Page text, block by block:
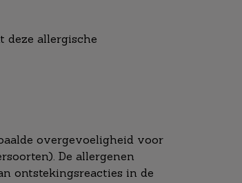
deze allergische
overgevoeligheid voor
De allergenen
ontstekingsreacties in de